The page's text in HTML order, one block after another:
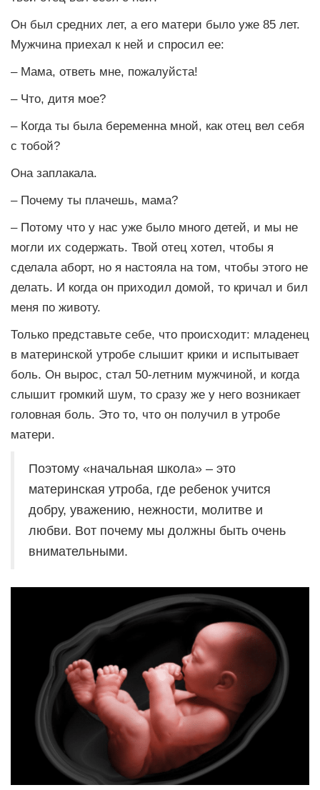
Он был средних лет, а его матери было уже 85 лет.
Мужчина приехал к ней и спросил ее:
– Мама, ответь мне, пожалуйста!
– Что, дитя мое?
– Когда ты была беременна мной, как отец вел себя
с тобой?
Она заплакала.
– Почему ты плачешь, мама?
– Потому что у нас уже было много детей, и мы не
могли их содержать. Твой отец хотел, чтобы я
сделала аборт, но я настояла на том, чтобы этого не
делать. И когда он приходил домой, то кричал и бил
меня по животу.
Только представьте себе, что происходит: младенец
в материнской утробе слышит крики и испытывает
боль. Он вырос, стал 50-летним мужчиной, и когда
слышит громкий шум, то сразу же у него возникает
головная боль. Это то, что он получил в утробе
матери.
Поэтому «начальная школа» – это
материнская утроба, где ребенок учится
добру, уважению, нежности, молитве и
любви. Вот почему мы должны быть очень
внимательными.